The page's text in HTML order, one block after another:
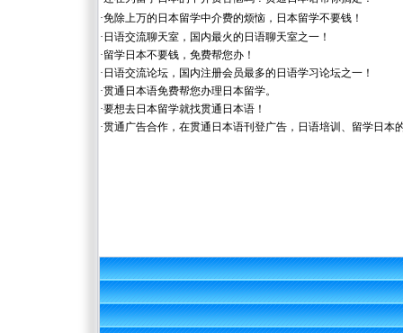
·免除上万的日本留学中介费的烦恼，日本留学不要钱！
· 日语交流聊天室，国内最火的日语聊天室之一！
·留学日本不要钱，免费帮您办！
· 日语交流论坛，国内注册会员最多的日语学习论坛之一！
·贯通日本语免费帮您办理日本留学。
·要想去日本留学就找贯通日本语！
·贯通广告合作，在贯通日本语刊登广告，日语培训、留学日本